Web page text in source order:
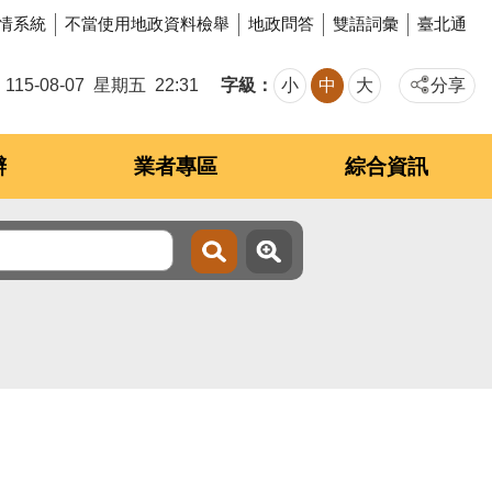
系統 不當使用地政資料檢舉 地政問答 雙語詞彙 臺北通
115-08-07 星期五 22:31 字級 小 中 大 分享
業者專區 綜合資訊